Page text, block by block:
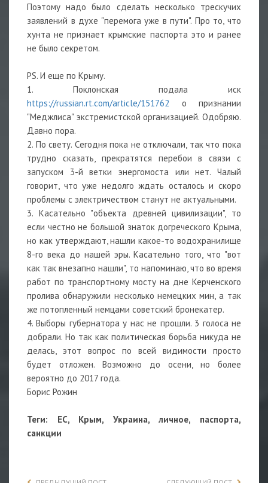
Поэтому надо было сделать несколько трескучих
заявлений в духе "перемога уже в пути". Про то, что
хунта не признает крымские паспорта это и ранее
не было секретом.
PS. И еще по Крыму.
1. Поклонская подала иск
https://russian.rt.com/article/151762 о признании
"Меджлиса" экстремистской организацией. Одобряю.
Давно пора.
2. По свету. Сегодня пока не отключали, так что пока
трудно сказать, прекратятся перебои в связи с
запуском 3-й ветки энергомоста или нет. Чалый
говорит, что уже недолго ждать осталось и скоро
проблемы с электричеством станут не актуальными.
3. Касательно "объекта древней цивилизации", то
если честно не большой знаток догреческого Крыма,
но как утверждают, нашли какое-то водохранилище
8-го века до нашей эры. Касательно того, что "вот
как так внезапно нашли", то напоминаю, что во время
работ по транспортному мосту на дне Керченского
пролива обнаружили несколько немецких мин, а так
же потопленный немцами советский бронекатер.
4. Выборы губернатора у нас не прошли. 3 голоса не
добрали. Но так как политическая борьба никуда не
делась, этот вопрос по всей видимости просто
будет отложен. Возможно до осени, но более
вероятно до 2017 года.
Борис Рожин
Теги: ЕС, Крым, Украина, личное, паспорта,
санкции